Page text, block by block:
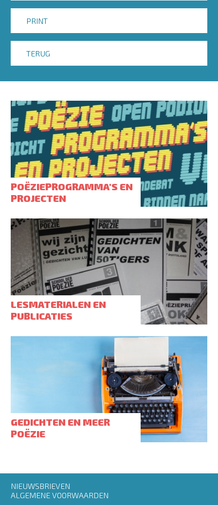
PRINT
TERUG
POËZIEPROGRAMMA'S EN
PROJECTEN
LESMATERIALEN EN
PUBLICATIES
GEDICHTEN EN MEER
POËZIE
Footer
menu
NIEUWSBRIEVEN
ALGEMENE VOORWAARDEN